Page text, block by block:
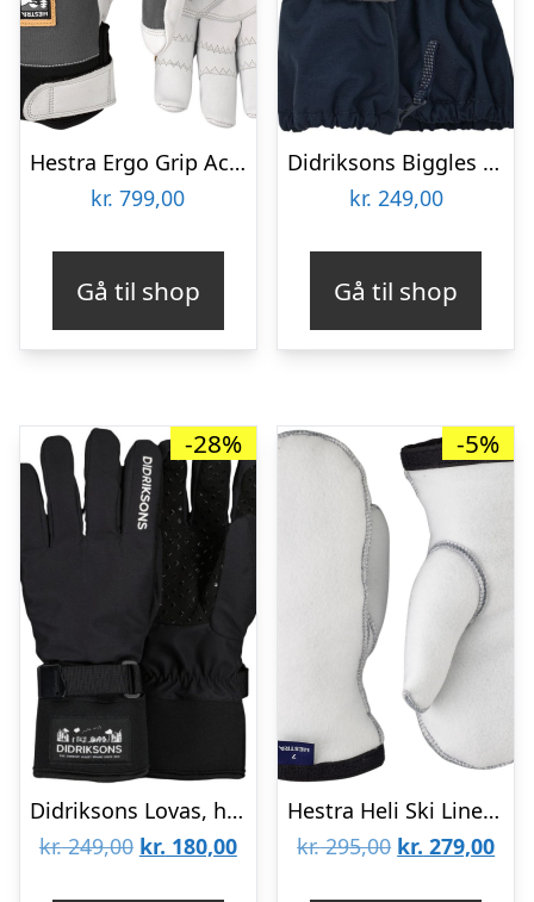
Hestra Ergo Grip Active, skihandsker, grå/hvid
kr. 799,00
Gå til shop
Didriksons Biggles Zip, skiluffer, junior, navy
kr. 249,00
Gå til shop
-28%
Didriksons Lovas, handsker, junior, sort
kr.249,00 Den
kr. 180,00Den
-5%
Hestra Heli Ski Liner, inderluffer, dame, hvid
kr.295,00 Den
kr. 279,00Den